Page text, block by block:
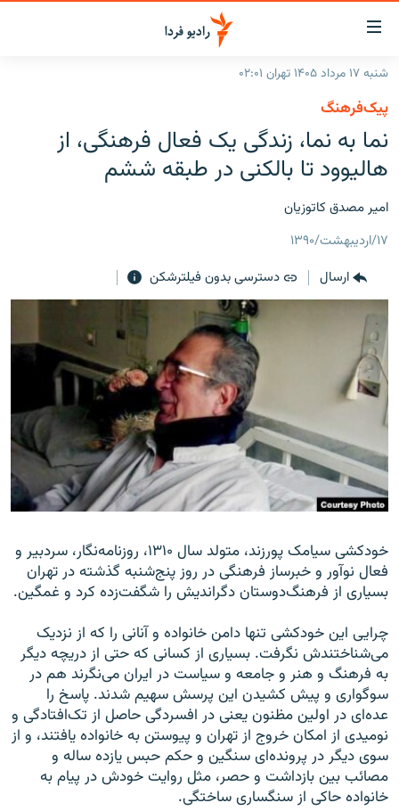
لینک‌های
قابلیت
دسترسی
بازگشت
منوی
اصلی
رفتن
به
صفحه
صفحه اصلی
ایران
جهان
فرکانس‌ها
پادکست
چندرسانه‌ای
گزارش‌های تصویری
گزارش‌های ویدئویی
زنان فردا
English
به ما بپیوندید
زبان‌های دیگر
شنبه ۱۷ مرداد ۱۴۰۵ تهران ۰۲:۰۱
پیک‌فرهنگ
نما به نما، زندگی یک فعال فرهنگی،‌ از
هالیوود تا بالکنی در طبقه ششم
امير مصدق کاتوزيان
۱۷/اردیبهشت/۱۳۹۰
ارسال
دسترسی بدون فیلترشکن
خودکشی سیامک پورزند، متولد سال ۱۳۱۰، روزنامه‌نگار، سردبیر و
فعال نوآور و خبرساز فرهنگی در روز پنج‌شنبه گذشته در تهران
بسیاری از فرهنگ‌دوستان دگراندیش را شگفت‌زده کرد و غمگین.
چرایی این خودکشی تنها دامن خانواده و آنانی را که از نزدیک
می‌شناختندش نگرفت. بسیاری از کسانی که حتی از دریچه دیگر
به فرهنگ و هنر و جامعه و سیاست در ایران می‌نگرند هم در
سوگواری و پیش کشیدن این پرسش سهیم شدند. پاسخ را
عده‌ای در اولین مظنون یعنی در افسردگی حاصل از تک‌افتادگی و
نومیدی از امکان خروج از تهران و پیوستن به خانواده یافتند، و از
سوی دیگر در پرونده‌ای سنگین و حکم حبس یازده ساله و
مصائب بین بازداشت و حصر، مثل روایت خودش در پیام به
خانواده حاکی از سنگساری ساختگی.